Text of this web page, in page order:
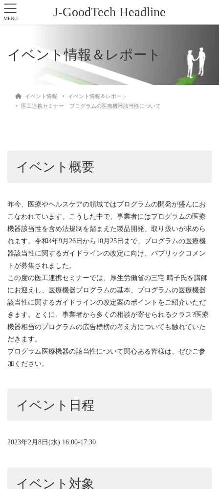
J-GoodTech Headline
イベント情報＆レポート
イベント情報
イベント情報＆レポート
医工連携セミナー プログラムの医療機器該当性について
イベント概要
昨今、医療やヘルスケアの領域ではプログラムの開発が盛んにお
こなわれています。こうした中で、事業者にはプログラムの医療
機器該当性を含め法規制を踏まえた製品開発、取り扱いが求めら
れます。令和4年9月26日から10月25日まで、プログラムの医療機
器該当性に関するガイドラインの改定に向け、パブリックコメン
トが募集されました。
この度の医工連携セミナーでは、厚生労働省の三宅 晴子氏を講師
にお迎えし、医療機器プログラムの基本、プログラムの医療機器
該当性に関するガイドラインの改定案のポイントをご紹介いただ
きます。とくに、事業者から多くの相談が寄せられるクラス?医療
機器相当のプログラムの広告標榜の考え方についても触れていた
だきます。
プログラム医療機器の該当性について関心ある皆様は、ぜひご参
加ください。
イベント日程
2023年2月8日(水) 16:00-17:30
イベント対象
MENU